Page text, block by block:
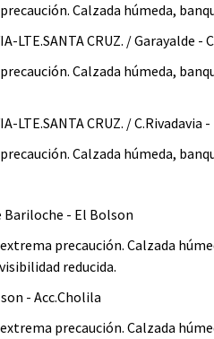
Calzada húmeda,
LTE.SANTA CRUZ. / Garayalde -
Calzada húmeda,
LTE.SANTA CRUZ. / C.Rivadavia
Calzada húmeda,
Bariloche - El Bolson
precaución. Calzada
reducida.
- Acc.Cholila
precaución. Calzada